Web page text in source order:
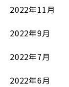
2022年11月
2022年9月
2022年7月
2022年6月